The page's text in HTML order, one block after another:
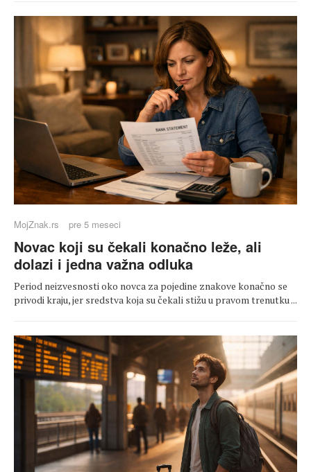
MojZnak.rs pre 5 meseci
Novac koji su čekali konačno leže, ali
dolazi i jedna važna odluka
Period neizvesnosti oko novca za pojedine znakove konačno se
privodi kraju, jer sredstva koja su čekali stižu u pravom trenutku ...